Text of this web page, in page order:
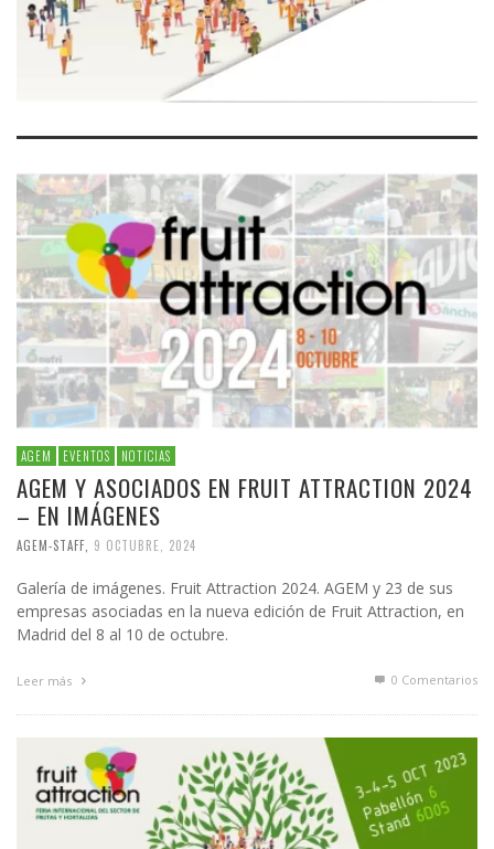
AGEM EVENTOS NOTICIAS
AGEM Y ASOCIADOS EN FRUIT ATTRACTION 2024
– EN IMÁGENES
AGEM-STAFF 9 OCTUBRE, 2024
Galería de imágenes. Fruit Attraction 2024. AGEM y 23 de sus
empresas asociadas en la nueva edición de Fruit Attraction, en
Madrid del 8 al 10 de octubre.
Leer más 0 Comentarios